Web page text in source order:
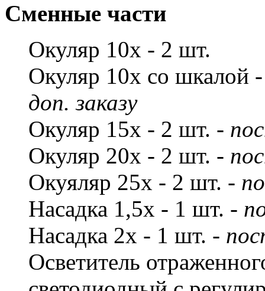
Сменные части
Окуляр 10х - 2 шт.
Окуляр 10х со шкалой
доп. заказу
Окуляр 15х - 2 шт. -
Окуляр 20х - 2 шт. -
Окуяляр 25х - 2 шт. -
Насадка 1,5х - 1 шт. -
Насадка 2х - 1 шт. -
Осветитель